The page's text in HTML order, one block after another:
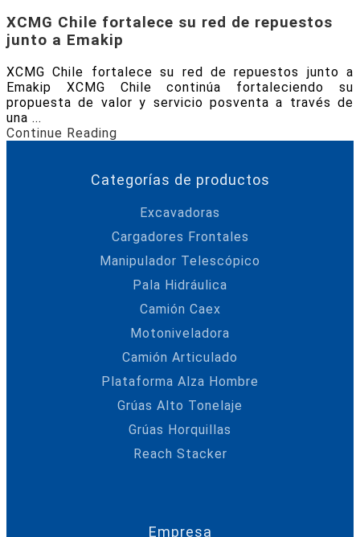
XCMG Chile fortalece su red de repuestos
junto a Emakip
XCMG Chile fortalece su red de repuestos junto a
Emakip XCMG Chile continúa fortaleciendo su
propuesta de valor y servicio posventa a través de
una ...
Continue Reading
Categorías de productos
Excavadoras
Cargadores Frontales
Manipulador Telescópico
Pala Hidráulica
Camión Caex
Motoniveladora
Camión Articulado
Plataforma Alza Hombre
Grúas Alto Tonelaje
Grúas Horquillas
Reach Stacker
Empresa